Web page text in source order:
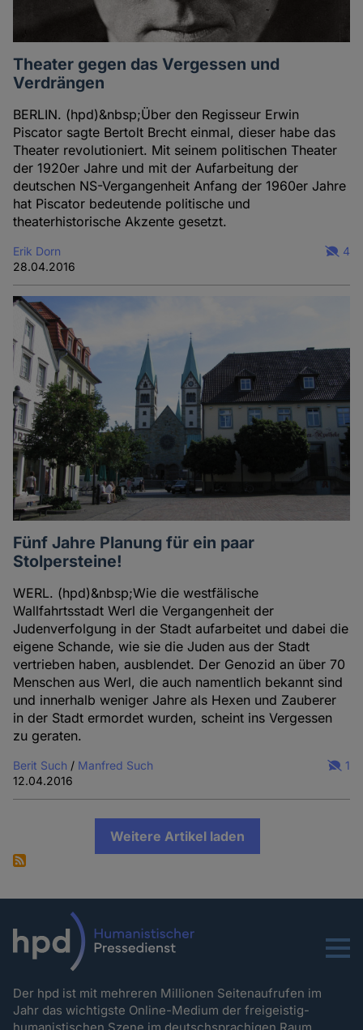
Theater gegen das Vergessen und
Verdrängen
BERLIN. (hpd)&nbsp;Über den Regisseur Erwin
Piscator sagte Bertolt Brecht einmal, dieser habe das
Theater revolutioniert. Mit seinem politischen Theater
der 1920er Jahre und mit der Aufarbeitung der
deutschen NS-Vergangenheit Anfang der 1960er Jahre
hat Piscator bedeutende politische und
theaterhistorische Akzente gesetzt.
Erik Dorn
28.04.2016
4
Fünf Jahre Planung für ein paar
Stolpersteine!
WERL. (hpd)&nbsp;Wie die westfälische
Wallfahrtsstadt Werl die Vergangenheit der
Judenverfolgung in der Stadt aufarbeitet und dabei die
eigene Schande, wie sie die Juden aus der Stadt
vertrieben haben, ausblendet. Der Genozid an über 70
Menschen aus Werl, die auch namentlich bekannt sind
und innerhalb weniger Jahre als Hexen und Zauberer
in der Stadt ermordet wurden, scheint ins Vergessen
zu geraten.
Berit Such / Manfred Such
12.04.2016
1
Weitere Artikel laden
Menu
Der hpd ist mit mehreren Millionen Seitenaufrufen im
Jahr das wichtigste Online-Medium der freigeistig-
humanistischen Szene im deutschsprachigen Raum.